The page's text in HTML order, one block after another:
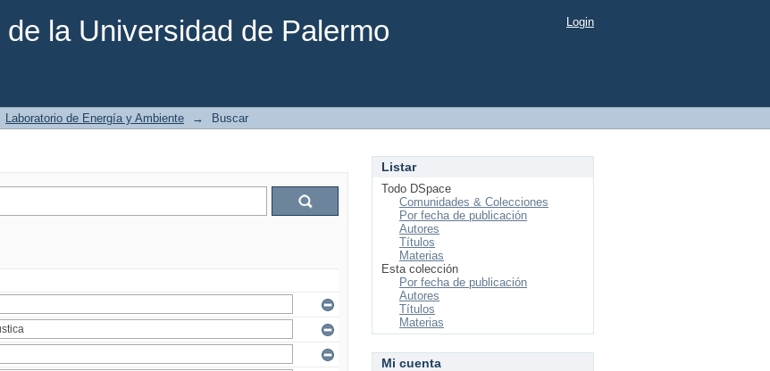
la Universidad de Palermo Login
Laboratorio de Energía y Ambiente → Buscar
Listar
Todo DSpace
Comunidades & Colecciones
Por fecha de publicación
Autores
Títulos
Materias
Esta colección
Por fecha de publicación
Autores
Títulos
Materias
Mi cuenta